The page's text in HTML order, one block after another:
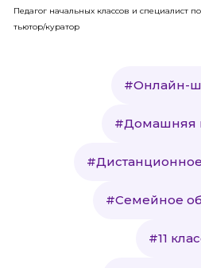
Педагог начальных классов и специалист
тьютор/куратор
#Онлайн-
#Домашняя
#Семейное
#11